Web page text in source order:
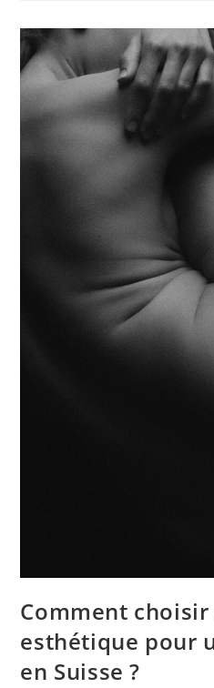
Visage
Comment
esthétique pour
en Suisse ?